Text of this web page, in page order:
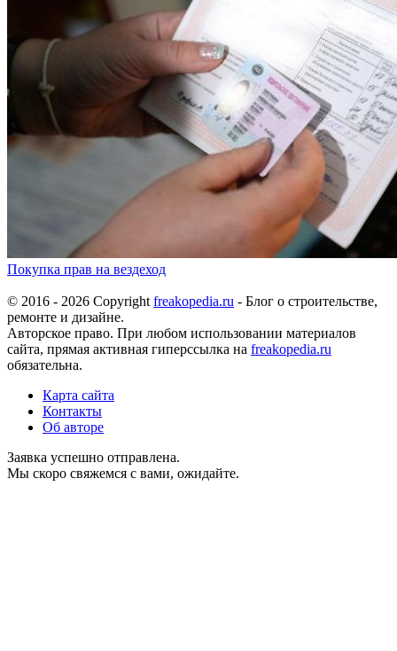
Покупка прав на вездеход
© 2016 - 2026 Copyright freakopedia.ru - Блог о строительстве,
ремонте и дизайне.
Авторское право. При любом использовании материалов
сайта, прямая активная гиперссылка на freakopedia.ru
обязательна.
Карта сайта
Контакты
Об авторе
Заявка успешно отправлена.
Мы скоро свяжемся с вами, ожидайте.